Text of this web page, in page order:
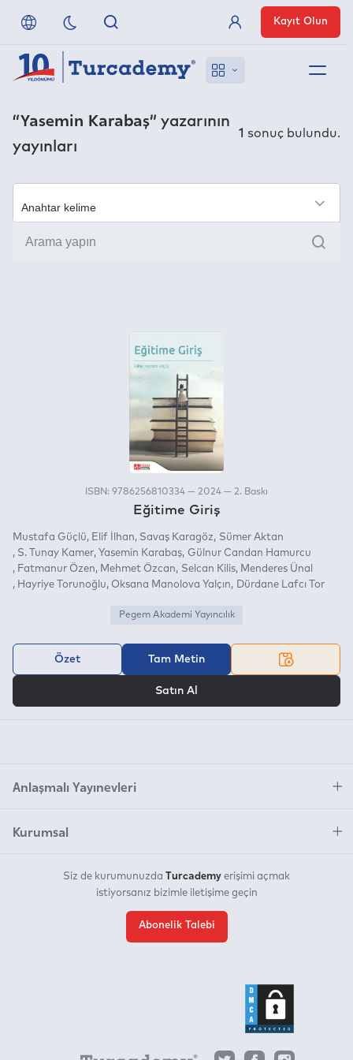
Referanslarımız
Uzaktan Erişim
Nasıl Erişirim
Üye Girişi
Kayıt Olun
“Yasemin Karabaş” yazarının
yayınları
1 sonuç bulundu.
Ara
ISBN: 9786256810334 — 2024 — 2. Baskı
Eğitime Giriş
Mustafa Güçlü Elif İlhan Savaş Karagöz
Sümer Aktan
S. Tunay Kamer Yasemin Karabaş
Gülnur Candan Hamurcu
Fatmanur Özen
Mehmet Özcan Selcan Kilis
Menderes Ünal
Hayriye Torunoğlu
Oksana Manolova Yalçın Dürdane Lafcı Tor
Pegem Akademi Yayıncılık
Özet Tam Metin
Satın Al
Anlaşmalı Yayınevleri
Kurumsal
Siz de kurumunuzda Turcademy erişimi açmak
istiyorsanız bizimle iletişime geçin
Abonelik Talebi